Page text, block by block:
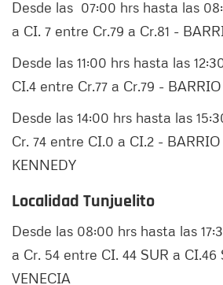
Desde las 07:00 hrs hasta las
a CI. 7 entre Cr.79 a Cr.81 -
Desde las 11:00 hrs hasta las
CI.4 entre Cr.77 a Cr.79 -
Desde las 14:00 hrs hasta las
Cr. 74 entre CI.0 a CI.2 -
KENNEDY
Localidad Tunjuelito
Desde las 08:00 hrs hasta las
a Cr. 54 entre CI. 44 SUR a CI.46
VENECIA